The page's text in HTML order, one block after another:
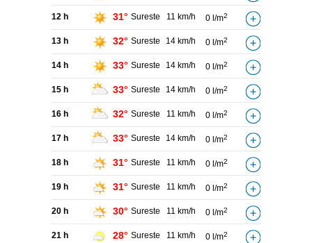
12 h 31° Sureste 11 km/h 0 l/m2
13 h 32° Sureste 14 km/h 0 l/m2
14 h 33° Sureste 14 km/h 0 l/m2
15 h 33° Sureste 14 km/h 0 l/m2
16 h 32° Sureste 11 km/h 0 l/m2
17 h 33° Sureste 14 km/h 0 l/m2
18 h 31° Sureste 11 km/h 0 l/m2
19 h 31° Sureste 11 km/h 0 l/m2
20 h 30° Sureste 11 km/h 0 l/m2
21 h 28° Sureste 11 km/h 0 l/m2